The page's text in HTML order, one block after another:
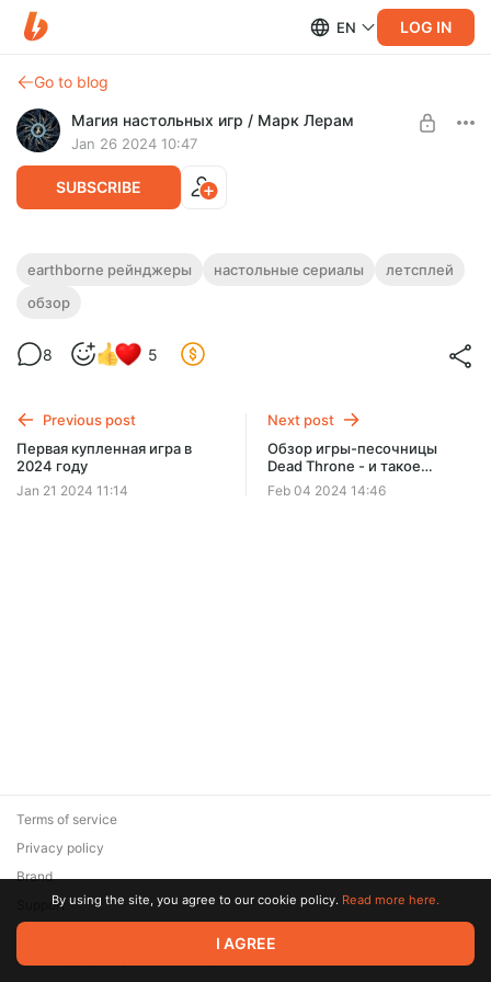
EN LOG IN
Go to blog
Магия настольных игр / Марк Лерам
Jan 26 2024 10:47
SUBSCRIBE
Earthborne Рейнджеры - настольный
сериал
сериала. Архив всех видео по игре.
earthborne рейнджеры настольные сериалы
летсплей
обзор
8 5
Previous post
Первая купленная игра в
2024 году
Jan 21 2024 11:14
Next post
Обзор игры-песочницы
Dead Throne - и такое
бывает!
Feb 04 2024 14:46
© 2026 Zaya Solutions Limited. All rights reserved. All trademarks
are the property of their respective owners.
Terms of service
Privacy policy
Brand
SupportBy using the site, you agree to our cookie policy. Read more here.
I AGREE